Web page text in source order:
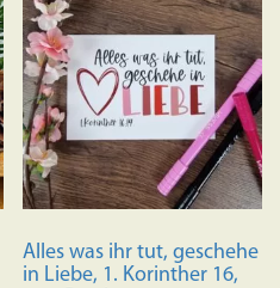
Alles was ihr tut, geschehe
in Liebe, 1. Korinther 16,